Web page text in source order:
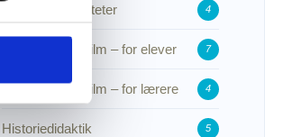
udviklingsaktiviteter
4
Historie i spillefilm – for elever 7
Historie i spillefilm – for lærere 4
Historiedidaktik 5